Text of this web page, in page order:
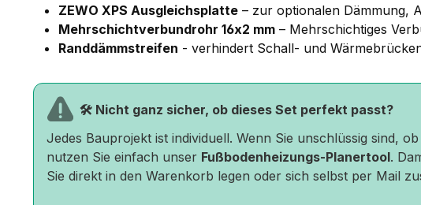
ZEWO XPS Ausgleichsplatte – zur optionalen Dämmung,
Mehrschichtverbundrohr 16x2 mm – Mehrschichtiges
Randdämmstreifen - verhindert Schall- und
🛠️ Nicht ganz sicher, ob dieses Set perfekt passt?
Jedes Bauprojekt ist individuell. Wenn Sie unschlüssig sind,
nutzen Sie einfach unser Fußbodenheizungs-Planertool.
Sie direkt in den Warenkorb legen oder sich selbst per Mail